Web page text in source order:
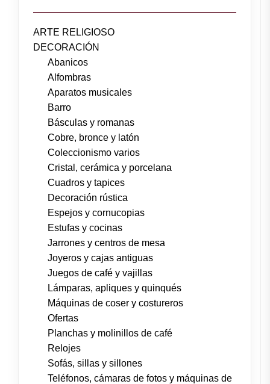
ARTE RELIGIOSO
DECORACIÓN
Abanicos
Alfombras
Aparatos musicales
Barro
Básculas y romanas
Cobre, bronce y latón
Coleccionismo varios
Cristal, cerámica y porcelana
Cuadros y tapices
Decoración rústica
Espejos y cornucopias
Estufas y cocinas
Jarrones y centros de mesa
Joyeros y cajas antiguas
Juegos de café y vajillas
Lámparas, apliques y quinqués
Máquinas de coser y costureros
Ofertas
Planchas y molinillos de café
Relojes
Sofás, sillas y sillones
Teléfonos, cámaras de fotos y máquinas de